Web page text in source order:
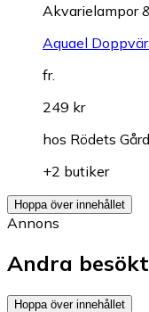
Akvarielampor
Aquael
fr.
249 kr
hos Rödets Gård
+2 butiker
Hoppa över innehållet
Annons
Andra
Hoppa över innehållet